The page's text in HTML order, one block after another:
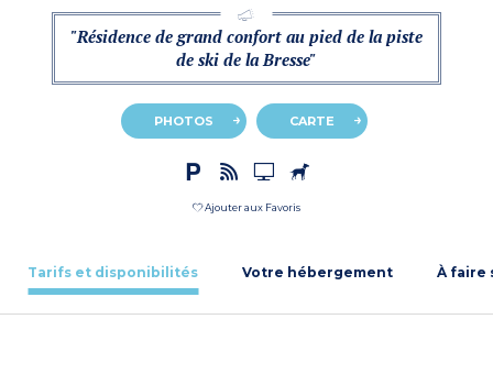
"Résidence de grand confort au pied de la piste
de ski de la Bresse"
PHOTOS CARTE
Ajouter aux Favoris
Tarifs et disponibilités Votre hébergement À faire